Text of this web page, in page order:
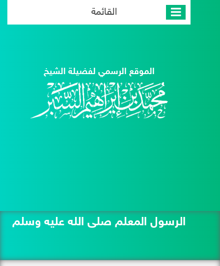
القائمة
الموقع الرسمي لفضيلة الشيخ
الرسول المعلم صلى الله عليه وسلم